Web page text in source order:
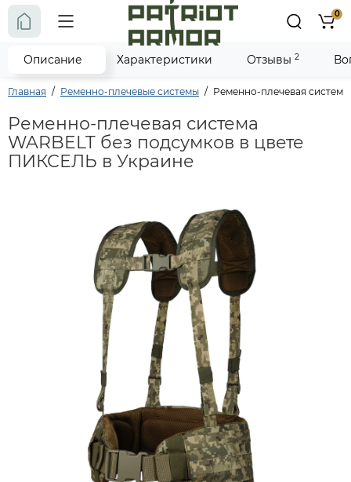
0
Главная Ременно-плечевые системы Ременно-плечевая
Ременно-плечевая система
WARBELT без подсумков в цвете
ПИКСЕЛЬ в Украине
Описание Характеристики Отзывы 2